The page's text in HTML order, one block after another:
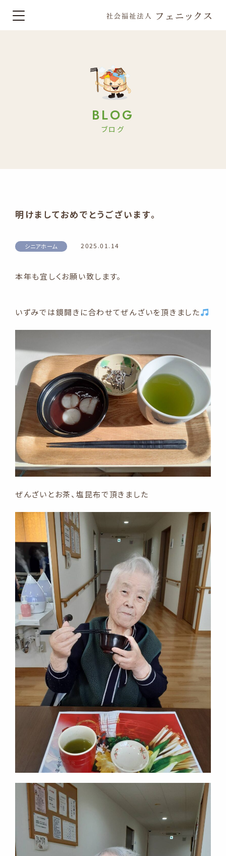
BLOG
ブログ
明けましておめでとうございます。
シニアホーム 2025.01.14
本年も宜しくお願い致します。
いずみでは鏡開きに合わせてぜんざいを頂きました
ぜんざいとお茶、塩昆布で頂きました